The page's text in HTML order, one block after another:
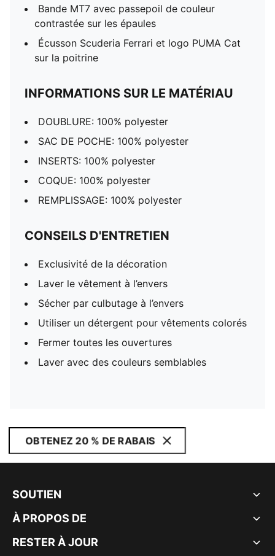
Bande MT7 avec passepoil de couleur
contrastée sur les épaules
Écusson Scuderia Ferrari et logo PUMA Cat
sur la poitrine
INFORMATIONS SUR LE MATÉRIAU
DOUBLURE: 100% polyester
SAC DE POCHE: 100% polyester
INSERTS: 100% polyester
COQUE: 100% polyester
REMPLISSAGE: 100% polyester
CONSEILS D'ENTRETIEN
Exclusivité de la décoration
Laver le vêtement à l’envers
Sécher par culbutage à l’envers
Utiliser un détergent pour vêtements colorés
Fermer toutes les ouvertures
Laver avec des couleurs semblables
OBTENEZ 20 % DE RABAIS
SOUTIEN
À PROPOS DE
RESTER À JOUR